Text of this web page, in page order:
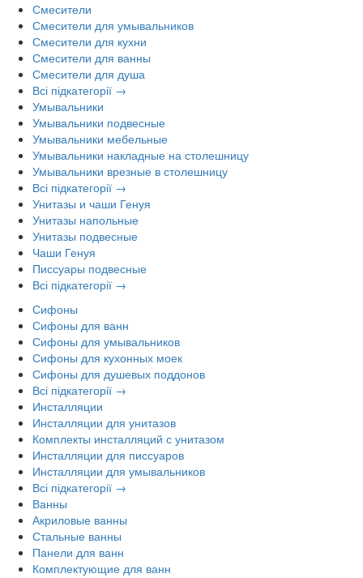
Смесители
Смесители для умывальников
Смесители для кухни
Смесители для ванны
Смесители для душа
Всі підкатегорії →
Умывальники
Умывальники подвесные
Умывальники мебельные
Умывальники накладные на столешницу
Умывальники врезные в столешницу
Всі підкатегорії →
Унитазы и чаши Генуя
Унитазы напольные
Унитазы подвесные
Чаши Генуя
Писсуары подвесные
Всі підкатегорії →
Сифоны
Сифоны для ванн
Сифоны для умывальников
Сифоны для кухонных моек
Сифоны для душевых поддонов
Всі підкатегорії →
Инсталляции
Инсталляции для унитазов
Комплекты инсталляций с унитазом
Инсталляции для писсуаров
Инсталляции для умывальников
Всі підкатегорії →
Ванны
Акриловые ванны
Стальные ванны
Панели для ванн
Комплектующие для ванн